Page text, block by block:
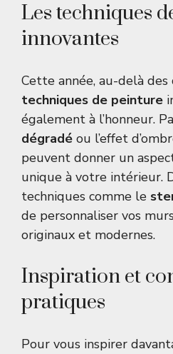
Les techniques
innovantes
Cette année, au-delà des
techniques de peinture
également à l’honneur.
dégradé ou l’effet
peuvent donner un
unique à votre intérieur.
techniques comme le
de personnaliser vos
originaux et modernes.
Inspiration et
pratiques
Pour vous inspirer